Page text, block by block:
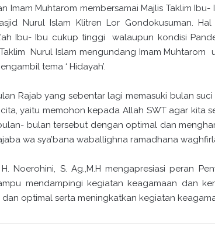
Imam Muhtarom membersamai Majlis Taklim Ibu-
Nurul Islam Klitren Lor Gondokusuman.
Ibu- Ibu cukup tinggi walaupun kondisi
Nurul Islam mengundang Imam Muhtarom
tema ‘ Hidayah’.
Rajab yang sebentar lagi memasuki bulan
yaitu memohon kepada Allah SWT agar kita
bulan tersebut dengan optimal dan
wa sya’bana waballighna ramadhana
Noerohini, S. Ag.,M.H mengapresiasi peran
mendampingi kegiatan keagamaan dan
optimal serta meningkatkan kegiatan